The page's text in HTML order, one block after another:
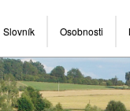
Slovník Osobnosti